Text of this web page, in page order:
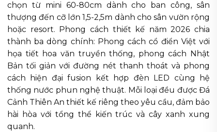
chọn từ mini 60-80cm dành cho ban công, sân
thượng đến cỡ lớn 1,5-2,5m dành cho sân vườn rộng
hoặc resort. Phong cách thiết kế năm 2026 chia
thành ba dòng chính: Phong cách cổ điển Việt với
họa tiết hoa văn truyền thống, phong cách Nhật
Bản tối giản với đường nét thanh thoát và phong
cách hiện đại fusion kết hợp đèn LED cùng hệ
thống nước phun nghệ thuật. Mỗi loại đều được Đá
Cảnh Thiên An thiết kế riêng theo yêu cầu, đảm bảo
hài hòa với tổng thể kiến trúc và cây xanh xung
quanh.